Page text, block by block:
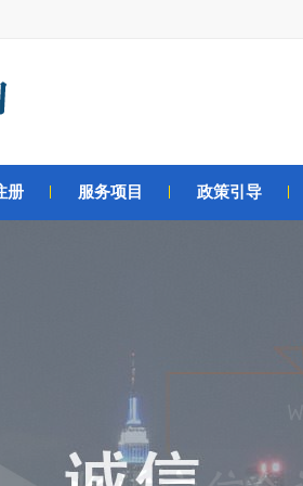
册 服务项目 政策引导